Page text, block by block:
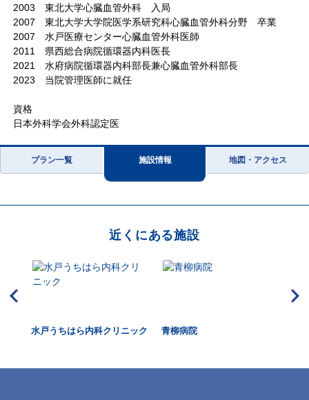
2003 東北大学心臓血管外科 入局
2007 東北大学大学院医学系研究科心臓血管外科分野 卒業
2007 水戸医療センター心臓血管外科医師
2011 県西総合病院循環器内科医長
2021 水府病院循環器内科部長兼心臓血管外科部長
2023 当院管理医師に就任
資格
日本外科学会外科認定医
プラン一覧 施設情報 地図・アクセス
近くにある施設
水戸うちはら内科クリニック 青柳病院